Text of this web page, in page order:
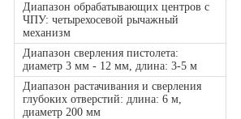
Диапазон обрабатывающих центров с
ЧПУ: четырехосевой рычажный
механизм
Диапазон сверления пистолета:
диаметр 3 мм - 12 мм, длина: 3-5 м
Диапазон растачивания и сверления
глубоких отверстий: длина: 6 м,
диаметр 200 мм